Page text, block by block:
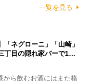
一覧を見る
「ネグローニ」「山崎」
丁目の隠れ家バーで1…
ら飲むお酒にはまた格